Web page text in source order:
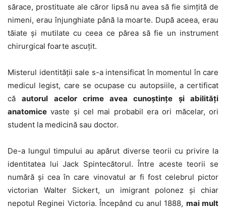
sărace, prostituate ale căror lipsă nu avea să fie simţită de
nimeni, erau înjunghiate până la moarte. După aceea, erau
tăiate şi mutilate cu ceea ce părea să fie un instrument
chirurgical foarte ascuţit.
Misterul identităţii sale s-a intensificat în momentul în care
medicul legist, care se ocupase cu autopsiile, a certificat
căautorul acelor crime avea cunoştinţe şi abilităţi
anatomice vaste şi cel mai probabil era ori măcelar, ori
student la medicină sau doctor.
De-a lungul timpului au apărut diverse teorii cu privire la
identitatea lui Jack Spintecătorul. Între aceste teorii se
numără şi cea în care vinovatul ar fi fost celebrul pictor
victorian Walter Sickert, un imigrant polonez şi chiar
nepotul Reginei Victoria. Începând cu anul 1888, mai mult